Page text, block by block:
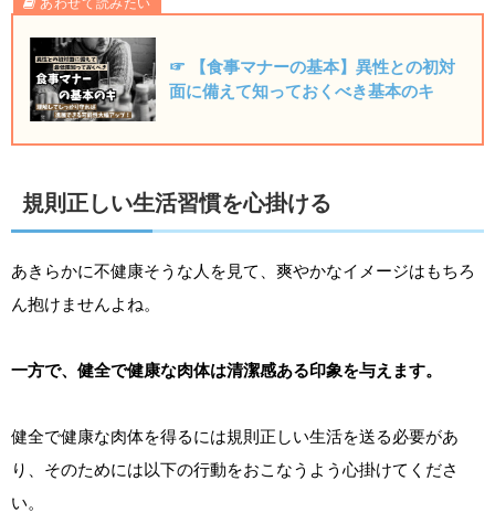
☞ 【食事マナーの基本】異性との初対
面に備えて知っておくべき基本のキ
規則正しい生活習慣を心掛ける
あきらかに不健康そうな人を見て、爽やかなイメージはもちろ
ん抱けませんよね。
一方で、健全で健康な肉体は清潔感ある印象を与えます。
健全で健康な肉体を得るには規則正しい生活を送る必要があ
り、そのためには以下の行動をおこなうよう心掛けてくださ
い。